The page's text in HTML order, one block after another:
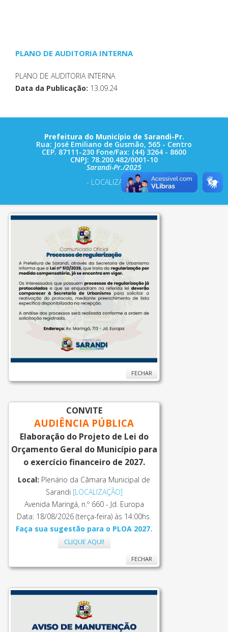
PLANO DE AUDITORIA INTERNA
PLANO DE AUDITORIA INTERNA
Data da Publicação: 13.09.24
Prefeitura do Município de Sarandi-Pr.
Rua: José Emiliano de Gusmão, 565 - Centro
CEP. 87111-230 Fone/Fax: (44) 3264 - 8600
CNPJ: 78.200.482/0001-10
Sarandi-Pr./2025
- LOCALIZAÇÃO -
FECHAR
CONVITE
AUDIÊNCIA PÚBLICA
Elaboração do Projeto de Lei do
Orçamento Geral do Município para
o exercício financeiro de 2027.
Local: Plenário da Câmara Municipal de
Sarandi [LOCALIZAÇÃO]
Avenida Maringá, n.º 660 - Jd. Europa
Data: 18/08/2026 (terça-feira) às 14:00hs.
Faça sua sugestão para o PLOA 2027.
CLIQUE AQUI!
FECHAR